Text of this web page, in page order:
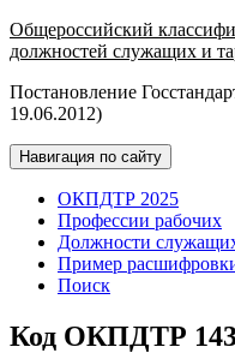
Общероссийский
должностей служащих и
Постановление
19.06.2012)
Навигация по сайту
ОКПДТР 2025
Профессии рабочих
Должности
Пример
Поиск
Код ОКПДТР